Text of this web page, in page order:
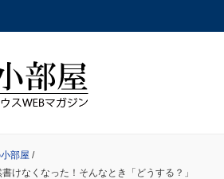
部屋 /
けなくなった！そんなとき「どうする？」